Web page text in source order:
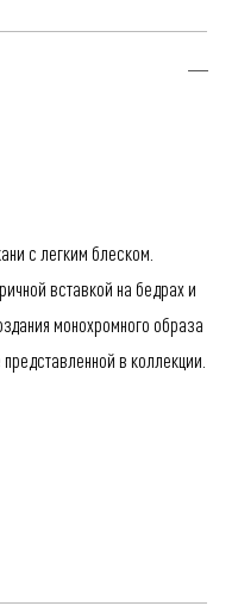
с легким блеском.
вставкой на бедрах и
монохромного образа
в коллекции.